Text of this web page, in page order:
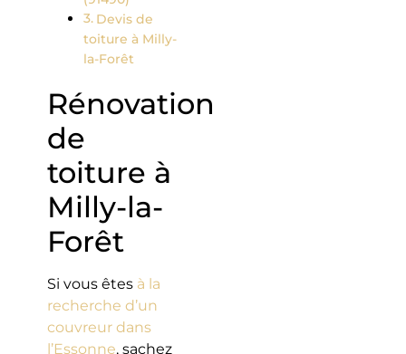
Devis de
toiture à Milly-
la-Forêt
Rénovation
de
toiture à
Milly-la-
Forêt
Si vous êtes à la
recherche d’un
couvreur dans
l’Essonne, sachez